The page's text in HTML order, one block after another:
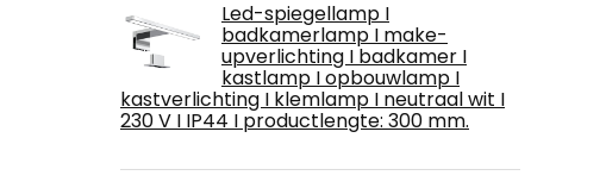
Led-spiegellamp I
badkamerlamp I make-
upverlichting I badkamer I
kastlamp I opbouwlamp I
kastverlichting I klemlamp I neutraal wit I
230 V I IP44 I productlengte: 300 mm.